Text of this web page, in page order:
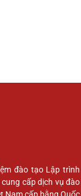
đào tạo Lập trình
cấp dịch vụ đào